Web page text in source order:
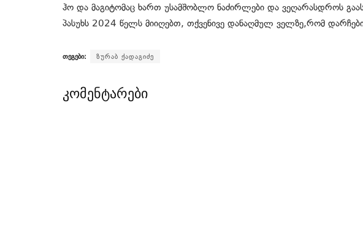
ჰო და მაგიტომაც ხართ უსამშობლო ნაძირლები და ვეღარასდროს
პასუხს 2024 წელს მიიღებთ, თქვენივე დანაღმულ ველზე,რომ
თეგები: ზურაბ ქადაგიძე
კომენტარები